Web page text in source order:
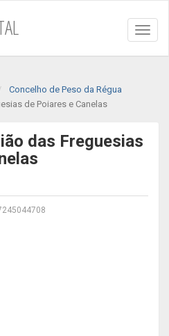
Toggle
Concelho de Peso da Régua
de Poiares e Canelas
das Freguesias